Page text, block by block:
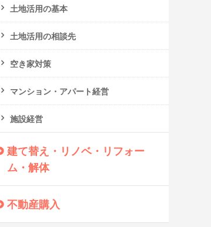
土地活用の基本
土地活用の相談先
空き家対策
マンション・アパート経営
施設経営
建て替え・リノベ・リフォー
ム・解体
不動産購入